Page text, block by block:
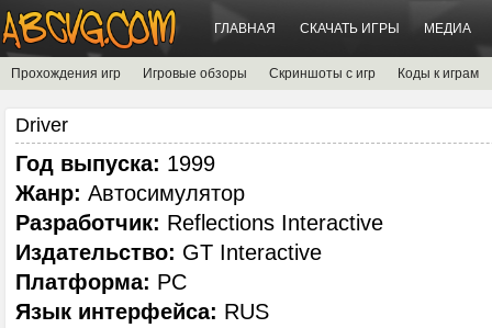
ГЛАВНАЯ СКАЧАТЬ ИГРЫ МЕДИА
Прохождения игр Игровые обзоры Скриншоты с игр Коды к играм
Driver
Год выпуска: 1999
Жанр: Автосимулятор
Разработчик: Reflections Interactive
Издательство: GT Interactive
Платформа: PC
Язык интерфейса: RUS